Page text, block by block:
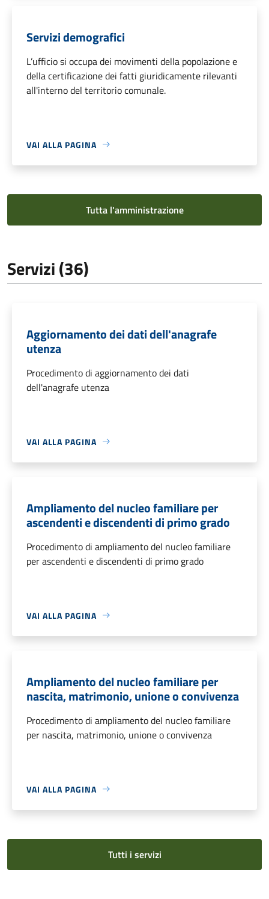
Servizi demografici
L’ufficio si occupa dei movimenti della popolazione e
della certificazione dei fatti giuridicamente rilevanti
all'interno del territorio comunale.
VAI ALLA PAGINA
Tutta l'amministrazione
Servizi (36)
Aggiornamento dei dati dell'anagrafe
utenza
Procedimento di aggiornamento dei dati
dell'anagrafe utenza
VAI ALLA PAGINA
Ampliamento del nucleo familiare per
ascendenti e discendenti di primo grado
Procedimento di ampliamento del nucleo familiare
per ascendenti e discendenti di primo grado
VAI ALLA PAGINA
Ampliamento del nucleo familiare per
nascita, matrimonio, unione o convivenza
Procedimento di ampliamento del nucleo familiare
per nascita, matrimonio, unione o convivenza
VAI ALLA PAGINA
Tutti i servizi